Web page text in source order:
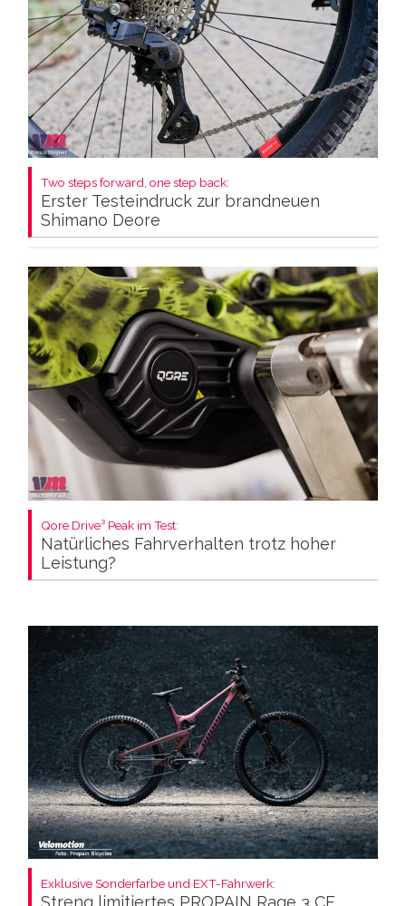
Two steps forward, one step back:
Erster Testeindruck zur brandneuen
Shimano Deore
Qore Drive³ Peak im Test:
Natürliches Fahrverhalten trotz hoher
Leistung?
Exklusive Sonderfarbe und EXT-Fahrwerk:
Streng limitiertes PROPAIN Rage 3 CF